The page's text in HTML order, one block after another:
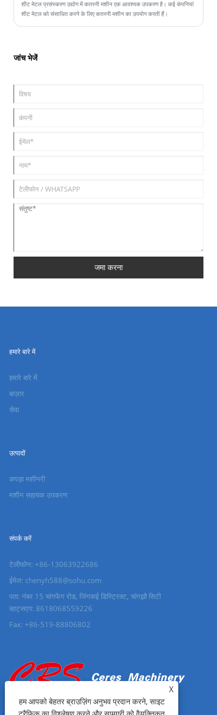
शीट मेटल प्रसंस्करण उद्योग में कतरनी मशीन एक आवश्यक उपकरण है। कई कंपनियां
शीट मेटल को संसाधित करने के लिए कतरनी मशीन का उपयोग करती हैं।
जांच भेजें
जमा करना
हमारे बारे में
हमारे बारे में
बाज़ार
सेवा
उत्पादों
कपड़ा मशीनरी
मशीन सहायक उपकरण
संपर्क करें
टेलीफोन: +86-13063922686
ईमेल: chenyh588@sohu.com
पता: नंबर 15 चांगफेंग रोड, जिंगकई डिस्ट्रिक्ट, चांगझौ सिटी
व्हाट्सएप: 8618068559226
Fax: +86-519-88806802
X
हम आपको बेहतर ब्राउज़िंग अनुभव प्रदान करने, साइट